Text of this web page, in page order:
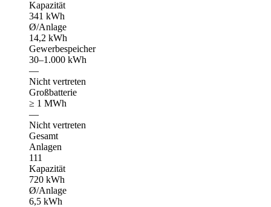
Kapazität
341 kWh
Ø/Anlage
14,2 kWh
Gewerbespeicher
30–1.000 kWh
—
Nicht vertreten
Großbatterie
≥ 1 MWh
—
Nicht vertreten
Gesamt
Anlagen
111
Kapazität
720 kWh
Ø/Anlage
6,5 kWh